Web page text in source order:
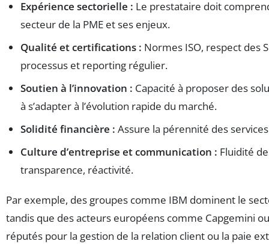
Expérience sectorielle : Le prestataire doit
secteur de la PME et ses enjeux.
Qualité et certifications : Normes ISO, respect des
processus et reporting régulier.
Soutien à l’innovation : Capacité à proposer des
à s’adapter à l’évolution rapide du marché.
Solidité financière : Assure la pérennité des
Culture d’entreprise et communication : Fluidité
transparence, réactivité.
Par exemple, des groupes comme IBM dominent le
tandis que des acteurs européens comme Capgemini
réputés pour la gestion de la relation client ou la paie